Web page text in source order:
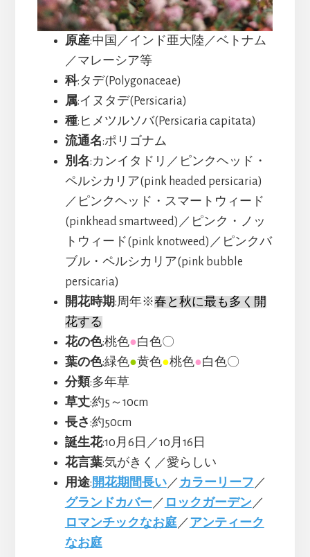
原産:中国／インド亜大陸／ベトナム
／マレーシア等
科:タデ(Polygonaceae)
属:イヌタデ(Persicaria)
種:ヒメツルソバ(Persicaria capitata)
流通名:ポリゴナム
別名:カンイタドリ／ピンクヘッド・
ペルシカリア(pink headed persicaria)
／ピンクヘッド・スマートウィード
(pinkhead smartweed)／ピンク・ノッ
トウィード(pink knotweed)／ピンクバ
ブル・ペルシカリア(pink bubble
persicaria)
開花時期:周年※春と秋に最も多く開
花する
花の色:桃色●白色〇
葉の色:緑色●黄色●桃色●白色〇
分類:多年草
草丈:約5～10cm
長さ:約50cm
誕生花:10月6日／10月16日
花言葉:気がきく／愛らしい
用途: 開花期間長い／ カラーリーフ ／
グランドカバー／ ロックガーデン／
ロマンチックなお庭 ／ アンティーク
なお庭